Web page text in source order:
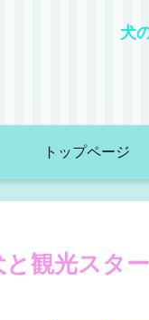
犬
トップページ
観光スタ